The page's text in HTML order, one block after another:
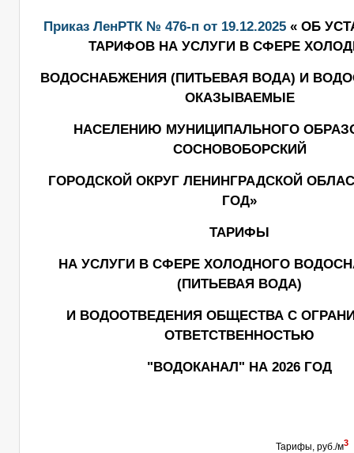
Приказ ЛенРТК № 476-п от 19.12.2025« ОБ
ТАРИФОВ НА УСЛУГИ В СФЕРЕ
ВОДОСНАБЖЕНИЯ (ПИТЬЕВАЯ ВОДА) И
ОКАЗЫВАЕМЫЕ
НАСЕЛЕНИЮ МУНИЦИПАЛЬНОГО
СОСНОВОБОРСКИЙ
ГОРОДСКОЙ ОКРУГ ЛЕНИНГРАДСКОЙ
ГОД»
ТАРИФЫ
НА УСЛУГИ В СФЕРЕ ХОЛОДНОГО
(ПИТЬЕВАЯ ВОДА)
И ВОДООТВЕДЕНИЯ ОБЩЕСТВА С
ОТВЕТСТВЕННОСТЬЮ
"ВОДОКАНАЛ" НА 2026 ГОД
Тарифы, руб./м3